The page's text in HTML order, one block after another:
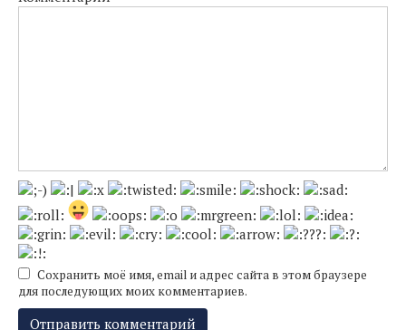
Сохранить моё имя, email и адрес сайта в этом браузере
для последующих моих комментариев.